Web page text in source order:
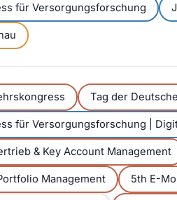
für Versorgungsforschung
Tag der
für Versorgungsforschung |
& Key Account Management
Management 5th E-